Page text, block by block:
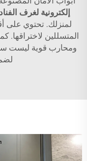
إلكترونية لغرف
لمنزلك. تحتوي على
المتسللين لاختراقها.
ومحارب قوية ليست